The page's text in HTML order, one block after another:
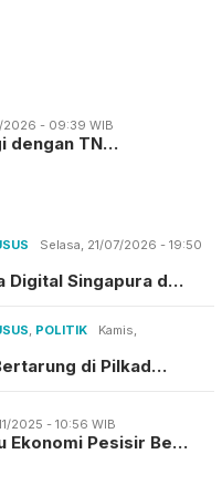
- 09:39 WIB
dengan TN…
Selasa, 21/07/2026 - 19:50
Digital Singapura d…
POLITIK
Kamis,
di Pilkad…
2025 - 10:56 WIB
Ekonomi Pesisir Be…